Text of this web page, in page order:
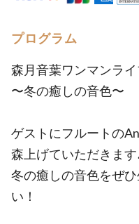
プログラム
森月音葉ワンマンラ
〜冬の癒しの音色〜
ゲストにフルートの
森上げていただきます
冬の癒しの音色をぜ
い！